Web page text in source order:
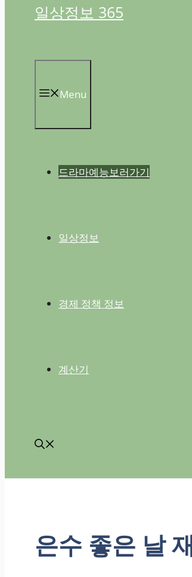
일상정보 365
Menu
드라마예능보러가기
일상정보
경제 정책 정보
계산기
은수 좋은 날